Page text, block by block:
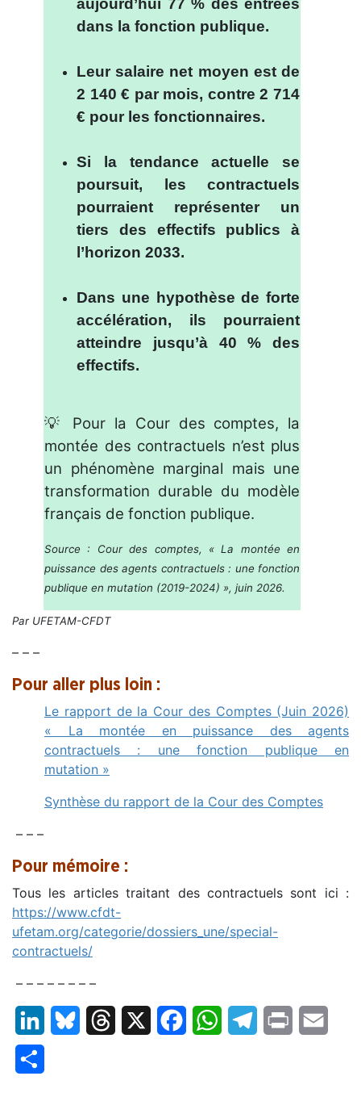
aujourd’hui 77 % des entrées
dans la fonction publique.
Leur salaire net moyen est de
2 140 € par mois, contre 2 714
€ pour les fonctionnaires.
Si la tendance actuelle se
poursuit, les contractuels
pourraient représenter un
tiers des effectifs publics à
l’horizon 2033.
Dans une hypothèse de forte
accélération, ils pourraient
atteindre jusqu’à 40 % des
effectifs.
💡 Pour la Cour des comptes, la
montée des contractuels n’est plus
un phénomène marginal mais une
transformation durable du modèle
français de fonction publique.
Source : Cour des comptes, « La montée en
puissance des agents contractuels : une fonction
publique en mutation (2019-2024) », juin 2026.
Par UFETAM-CFDT
– – –
Pour aller plus loin :
Le rapport de la Cour des Comptes (Juin 2026)
« La montée en puissance des agents
contractuels : une fonction publique en
mutation »
Synthèse du rapport de la Cour des Comptes
– – –
Pour mémoire :
Tous les articles traitant des contractuels sont ici :
https://www.cfdt-
ufetam.org/categorie/dossiers_une/special-
contractuels/
– – – – – – – –
LinkedInBluesky Threads FacebookWhatsAppTelegram
Print